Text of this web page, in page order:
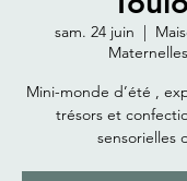
sam. 24 juin
  |
Mini-monde d’été ,
trésors et
sensorielles